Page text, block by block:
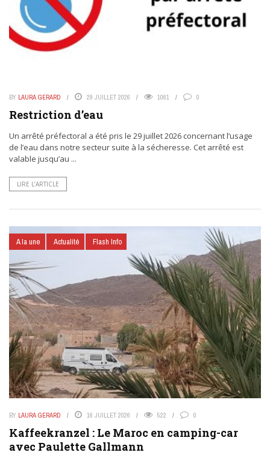
BY LAURA GERARD 29 JUILLET 2026 1061 0
Restriction d’eau
Un arrêté préfectoral a été pris le 29 juillet 2026 concernant l’usage
de l’eau dans notre secteur suite à la sécheresse. Cet arrêté est
valable jusqu’au ...
LIRE L’ARTICLE
A la une Actualité Flash Info
BY LAURA GERARD 16 JUILLET 2026 522 0
Kaffeekranzel : Le Maroc en camping-car
avec Paulette Gallmann